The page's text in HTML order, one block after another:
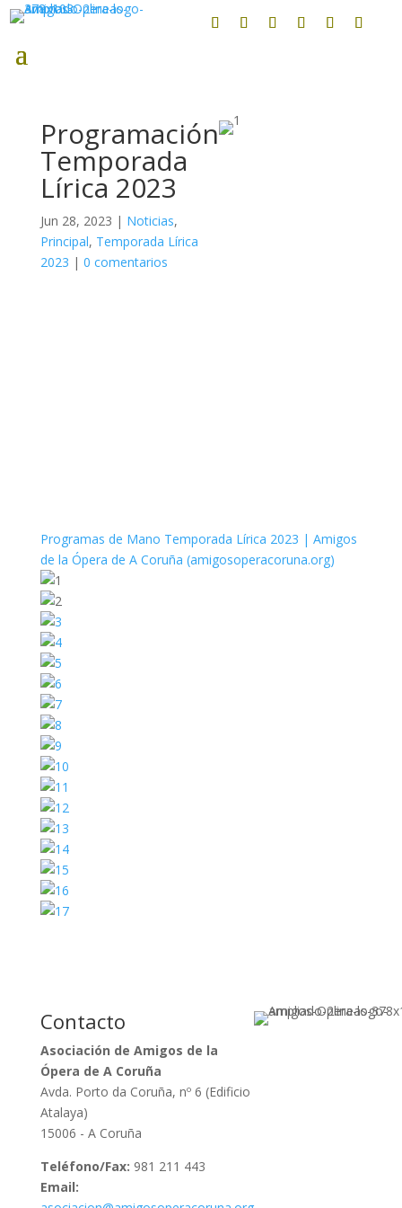
Programación
Temporada
Lírica 2023
Jun 28, 2023 | Noticias,
Principal, Temporada Lírica
2023 | 0 comentarios
Programas de Mano Temporada Lírica 2023 | Amigos
de la Ópera de A Coruña (amigosoperacoruna.org)
Contacto
Asociación de Amigos de la
Ópera de A Coruña
Avda. Porto da Coruña, nº 6 (Edificio
Atalaya)
15006 - A Coruña
Teléfono/Fax: 981 211 443
Email: